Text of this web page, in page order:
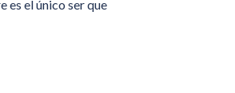
es el único ser que